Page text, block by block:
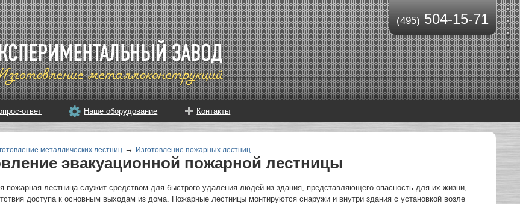
(495)504-15-71
ответ Наше оборудование Контакты
металлических лестниц → Изготовление пожарных лестниц
эвакуационной пожарной лестницы
пожарная лестница служит средством для быстрого удаления людей из здания, представляющего опасность для их жизни,
доступа к основным выходам из дома. Пожарные лестницы монтируются снаружи и внутри здания с установкой возле